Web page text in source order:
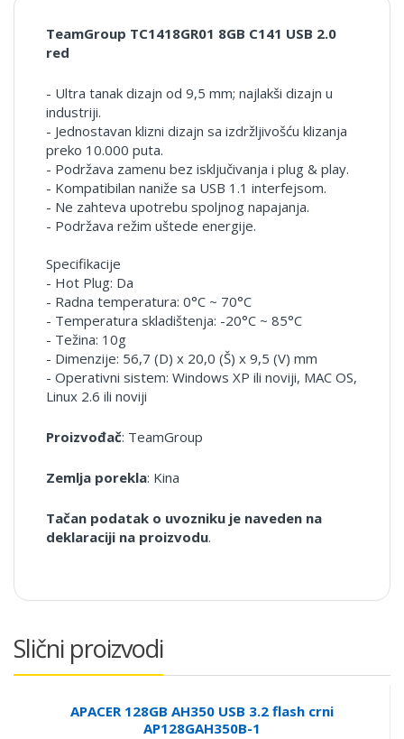
TeamGroup TC1418GR01 8GB C141 USB 2.0
red
- Ultra tanak dizajn od 9,5 mm; najlakši dizajn u
industriji.
- Jednostavan klizni dizajn sa izdržljivošću klizanja
preko 10.000 puta.
- Podržava zamenu bez isključivanja i plug & play.
- Kompatibilan naniže sa USB 1.1 interfejsom.
- Ne zahteva upotrebu spoljnog napajanja.
- Podržava režim uštede energije.
Specifikacije
- Hot Plug: Da
- Radna temperatura: 0°C ~ 70°C
- Temperatura skladištenja: -20°C ~ 85°C
- Težina: 10g
- Dimenzije: 56,7 (D) x 20,0 (Š) x 9,5 (V) mm
- Operativni sistem: Windows XP ili noviji, MAC OS,
Linux 2.6 ili noviji
Proizvođač: TeamGroup
Zemlja porekla: Kina
Tačan podatak o uvozniku je naveden na
deklaraciji na proizvodu.
Slični proizvodi
APACER 128GB AH350 USB 3.2 flash crni
AP128GAH350B-1